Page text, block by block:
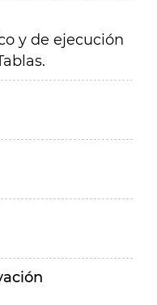
y de ejecución